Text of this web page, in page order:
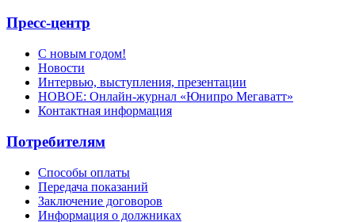
Пресс-центр
С новым годом!
Новости
Интервью, выступления, презентации
НОВОЕ: Онлайн-журнал «Юнипро Мегаватт»
Контактная информация
Потребителям
Способы оплаты
Передача показаний
Заключение договоров
Информация о должниках